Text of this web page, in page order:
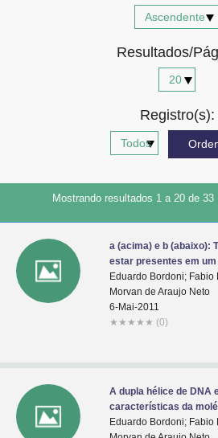
Resultados/
Registro(s):
Mostrando resultados 1 a 20 de 33
a (acima) e b (abaixo):
estar presentes em
Eduardo Bordoni;
Morvan de Araujo Neto
6-Mai-2011
★ ★ ★ ★ ★ (0)
A dupla hélice de DNA
características da
Eduardo Bordoni;